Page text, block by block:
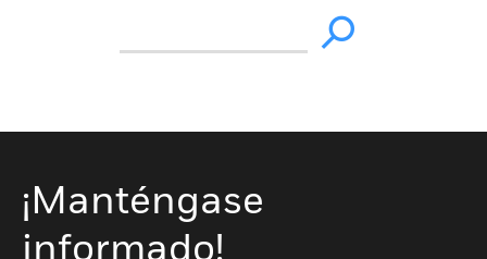
¡Manténgase
informado!